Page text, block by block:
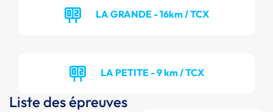
LA GRANDE - 16km / TCX
LA PETITE - 9 km / TCX
Liste des épreuves